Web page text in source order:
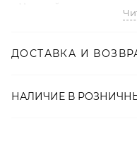
– Черный цвет;
– Одно основное
– Плечевой ремень;
– Декоративные
ДОСТАВКА И
НАЛИЧИЕ В